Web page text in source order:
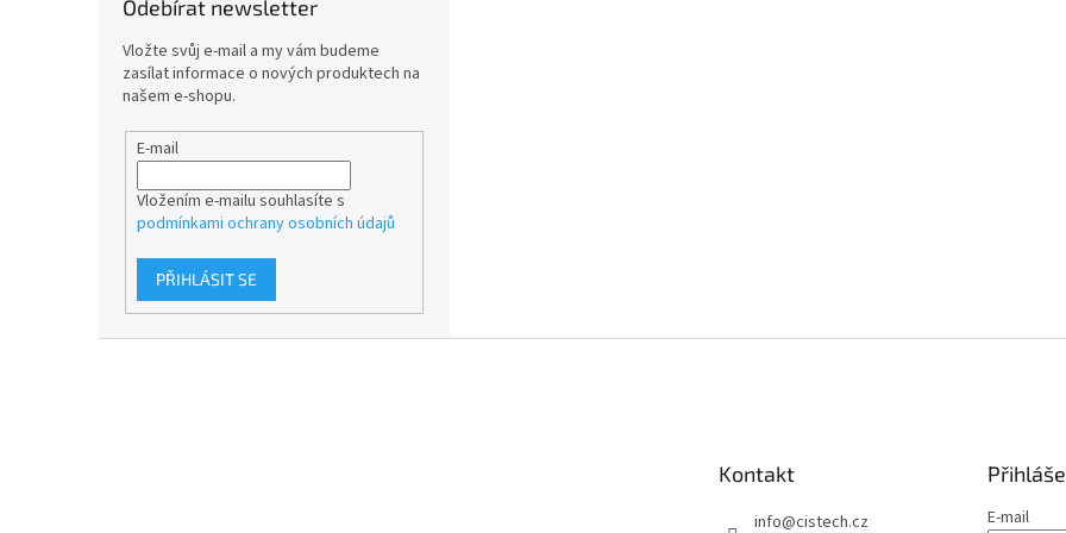
Odebírat newsletter
Vložte svůj e-mail a my vám budeme
zasílat informace o nových produktech na
našem e-shopu.
E-mail
Vložením e-mailu souhlasíte s
podmínkami ochrany osobních údajů
PŘIHLÁSIT SE
Kontakt
info@cistech.cz E-mail